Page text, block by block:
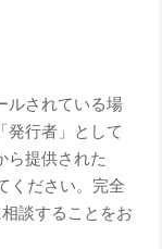
ルされている場
発行者」として
ら提供された
ください。完全
談することをお